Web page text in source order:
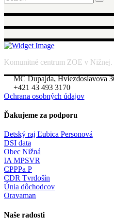
for:
Komunitné centrum ZOE v Nižnej.
MC Dupajda, Hviezdoslavova
+421 43 493 3170
Ochrana osobných údajov
Ďakujeme za podporu
Detský raj Ľubica Personová
DSI data
Obec Nižná
IA MPSVR
CPPPa P
CDR Tvrdošín
Únia dôchodcov
Oravaman
Naše radosti